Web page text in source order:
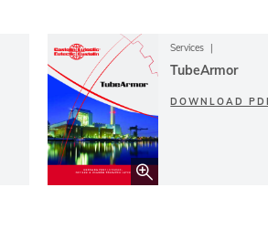
Services
TubeArmor
DOWNLOAD